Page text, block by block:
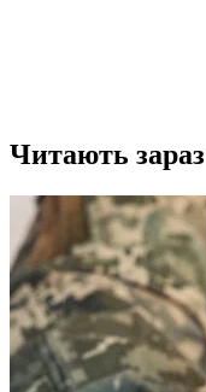
Читають зараз